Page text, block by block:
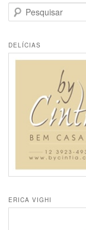
e
q
u
DELÍCIAS
ERICA VIGHI